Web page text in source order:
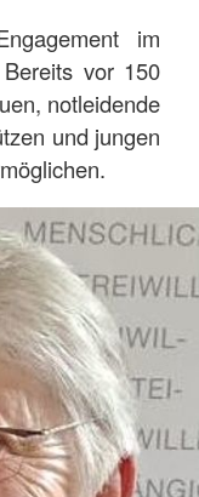
im
vor 150
notleidende
und jungen